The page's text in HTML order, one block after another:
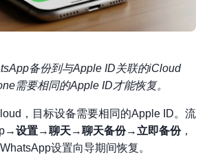
备份到与Apple ID关联的iCloud
需要相同的Apple ID才能恢复。
，目标设备需要相同的Apple ID。流
设置→聊天→聊天备份→ 立即备份，
设置向导期间恢复。